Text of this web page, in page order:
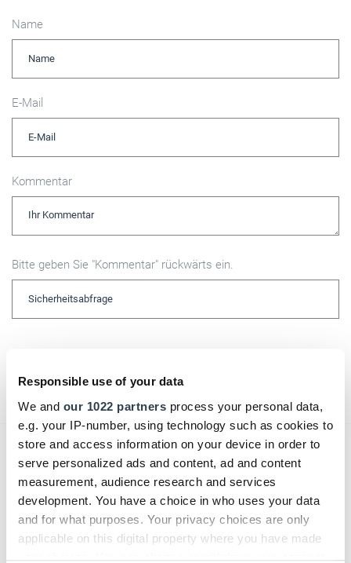
Responsible use of your data
We and our 1022 partners process your personal data,
e.g. your IP-number, using technology such as cookies to
store and access information on your device in order to
serve personalized ads and content, ad and content
measurement, audience research and services
development. You have a choice in who uses your data
and for what purposes. Your privacy choices are only
applicable on this digital property where you have made
Name
E-Mail
Kommentar
Bitte geben Sie "Kommentar" rückwärts ein.
Das könnte Sie auch interessieren: